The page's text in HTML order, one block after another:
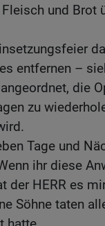
und Brot
entfernen –
die
zu
Tage und
ihr diese
der HERR es
Söhne taten